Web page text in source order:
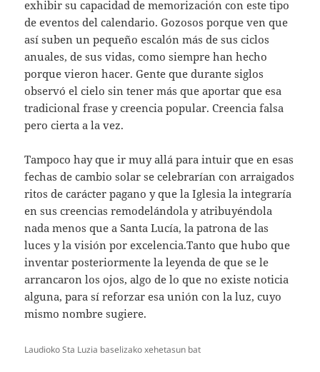
exhibir su capacidad de memorización con este tipo
de eventos del calendario. Gozosos porque ven que
así suben un pequeño escalón más de sus ciclos
anuales, de sus vidas, como siempre han hecho
porque vieron hacer. Gente que durante siglos
observó el cielo sin tener más que aportar que esa
tradicional frase y creencia popular. Creencia falsa
pero cierta a la vez.
Tampoco hay que ir muy allá para intuir que en esas
fechas de cambio solar se celebrarían con arraigados
ritos de carácter pagano y que la Iglesia la integraría
en sus creencias remodelándola y atribuyéndola
nada menos que a Santa Lucía, la patrona de las
luces y la visión por excelencia.Tanto que hubo que
inventar posteriormente la leyenda de que se le
arrancaron los ojos, algo de lo que no existe noticia
alguna, para sí reforzar esa unión con la luz, cuyo
mismo nombre sugiere.
Laudioko Sta Luzia baselizako xehetasun bat